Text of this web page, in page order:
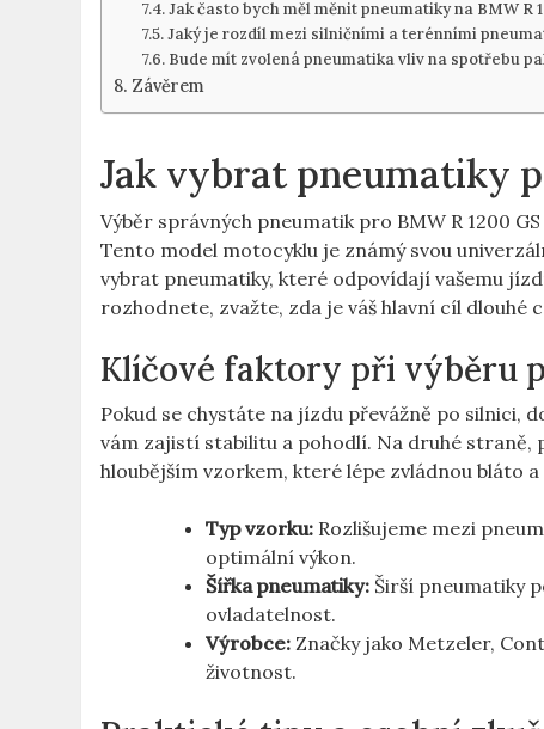
Jak často bych měl měnit pneumatiky na BMW R
Jaký je rozdíl mezi silničními a terénními
Bude mít zvolená pneumatika vliv na spotřebu
Závěrem
Jak vybrat pneumatiky
Výběr správných pneumatik pro BMW R 1200
Tento model motocyklu je známý svou
vybrat pneumatiky, které odpovídají vašemu
rozhodnete, zvažte, zda je váš hlavní cíl
Klíčové faktory při výběru
Pokud se chystáte na jízdu převážně po
vám zajistí stabilitu a pohodlí. Na druhé
hloubějším vzorkem, které lépe zvládnou bláto
Typ vzorku: Rozlišujeme mezi
optimální výkon.
Šířka pneumatiky: Širší pneumatiky
ovladatelnost.
Výrobce: Značky jako Metzeler,
životnost.